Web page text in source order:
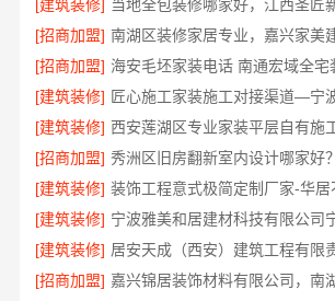
[建筑装修]
[招商加盟]
[招商加盟] 海安毛坯家装电话 南通宏域全宅
[建筑装修]
[建筑装修]
[招商加盟]
[建筑装修] 装饰工程意式极简定制厂家-华居
[建筑装修]
[建筑装修]
[招商加盟]